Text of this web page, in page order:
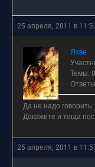
25 апреля, 2011 в
Яхве
Темы: 0
Да не надо
Докажите и тогда
25 апреля, 2011 в